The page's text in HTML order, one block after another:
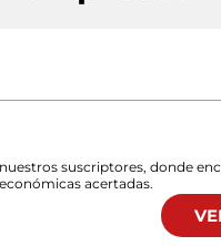
suscriptores, donde
acertadas.